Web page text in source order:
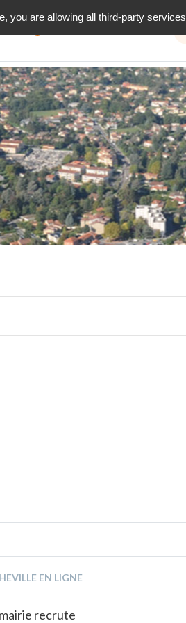
EN LIGNE
recrute
you are allowing all third-party services